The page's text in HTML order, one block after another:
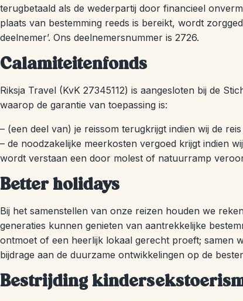
terugbetaald als de wederpartij door financieel
plaats van bestemming reeds is bereikt, wordt
deelnemer’. Ons deelnemersnummer is 2726.
Calamiteitenfonds
Riksja Travel (KvK 27345112) is aangesloten bij de
waarop de garantie van toepassing is:
– (een deel van) je reissom terugkrijgt indien wij de
– de noodzakelijke meerkosten vergoed krijgt indien
wordt verstaan een door molest of natuurramp
Better holidays
Bij het samenstellen van onze reizen houden we
generaties kunnen genieten van aantrekkelijke
ontmoet of een heerlijk lokaal gerecht proeft; samen
bijdrage aan de duurzame ontwikkelingen op de
Bestrijding